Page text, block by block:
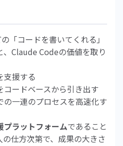
「コードを書いてくれる」
Claude Codeの価値を取り
支援する
ードベースから引き出す
一連のプロセスを高速化す
プラットフォームであること
仕方次第で、成果の大きさ